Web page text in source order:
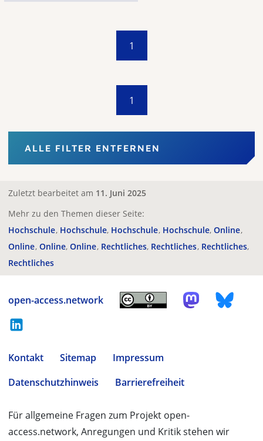
1
1
ALLE FILTER ENTFERNEN
Zuletzt bearbeitet am 11. Juni 2025
Mehr zu den Themen dieser Seite:
Hochschule Hochschule Hochschule Hochschule Online
Online Online Online Rechtliches Rechtliches Rechtliches
Rechtliches
open-access.network
Kontakt Sitemap
Impressum
Datenschutzhinweis
Barrierefreiheit
Für allgemeine Fragen zum Projekt open-
access.network, Anregungen und Kritik stehen wir